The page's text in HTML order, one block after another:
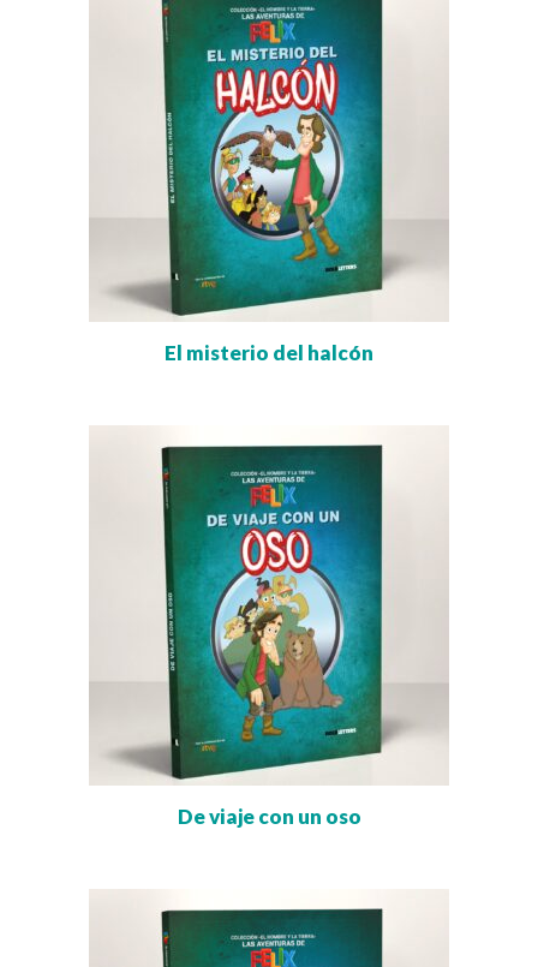
El misterio del halcón
De viaje con un oso